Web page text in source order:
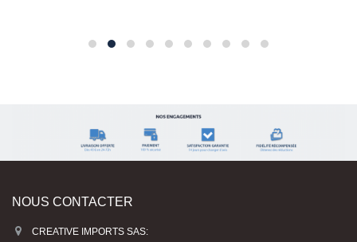
6B, rue Nicolas Appert